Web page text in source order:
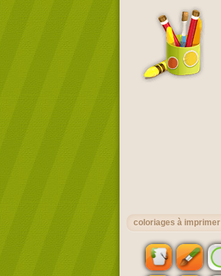
coloriages à imprimer